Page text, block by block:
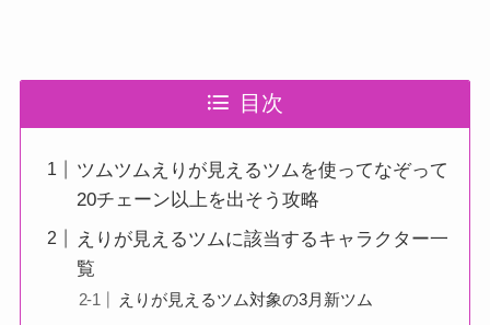
目次
ツムツムえりが見えるツムを使ってなぞって
20チェーン以上を出そう攻略
えりが見えるツムに該当するキャラクター一
覧
えりが見えるツム対象の3月新ツム